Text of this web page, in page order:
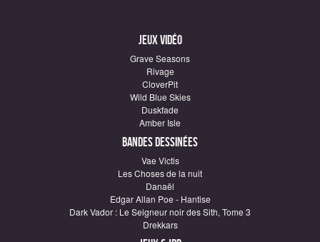
Jeux vidéo
Grave Seasons
Rivage
CloverPit
Wild Blue Skies
Duskfade
Amber Isle
Bandes dessinées
Vae Victis
Les Choses de la nuit
Danaël
Edgar Allan Poe - Hantise
Dark Vador : Le Seigneur noir des Sith, Tome 3
Drekkars